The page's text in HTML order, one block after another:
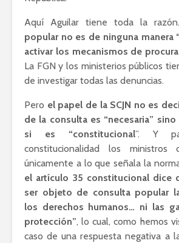
Aquí Aguilar tiene toda la
popular no es de ninguna manera
activar los mecanismos de
La FGN y los ministerios públicos
de investigar todas las denuncias.
Pero el papel de la SCJN no es
de la consulta es “necesaria”
si es “constitucional”. Y
constitucionalidad los ministros
únicamente a lo que señala la
el artículo 35 constitucional dice
ser objeto de consulta popular
los derechos humanos… ni las
protección”, lo cual, como hemos
caso de una respuesta negativa a